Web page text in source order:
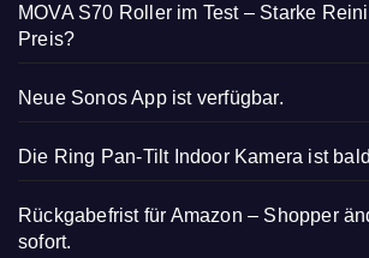
MOVA S70 Roller im Test – Starke
Preis?
Neue Sonos App ist verfügbar.
Die Ring Pan-Tilt Indoor Kamera ist
Rückgabefrist für Amazon – Shopper
sofort.